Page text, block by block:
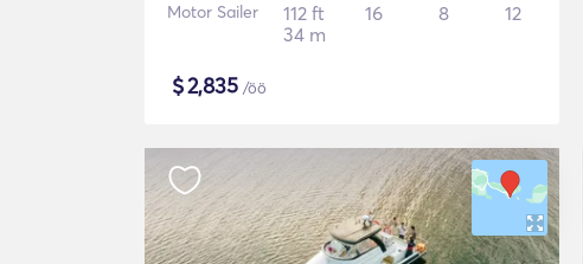
Motor Sailer
112 ft
34 m
16 8 12
$2,835 /öö